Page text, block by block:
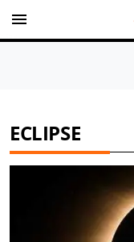
menu
ECLIPSE